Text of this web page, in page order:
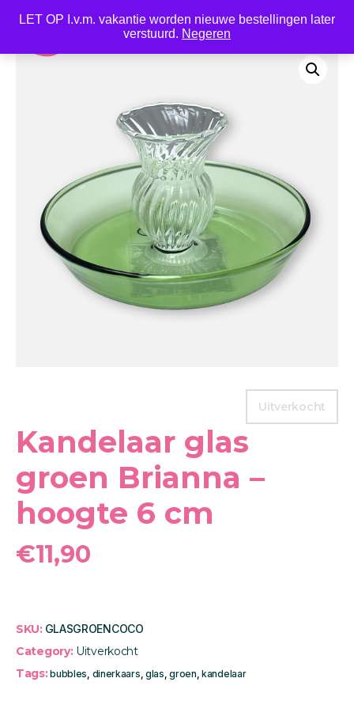
LET OP I.v.m. vakantie worden nieuwe bestellingen later
verstuurd. Negeren
Uitverkocht
Kandelaar glas
groen Brianna –
hoogte 6 cm
€11,90
SKU: GLASGROENCOCO
Category: Uitverkocht
Tags:bubbles, dinerkaars, glas,groen,kandelaar